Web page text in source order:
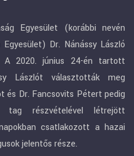
Egyesület (korábbi nevén
Dr. Nánássy László
A 2020. június 24-én tartott
Lászlót választották meg
és Dr. Fancsovits Pétert pedig
részvételével létrejött
csatlakozott a hazai
jelentős része.